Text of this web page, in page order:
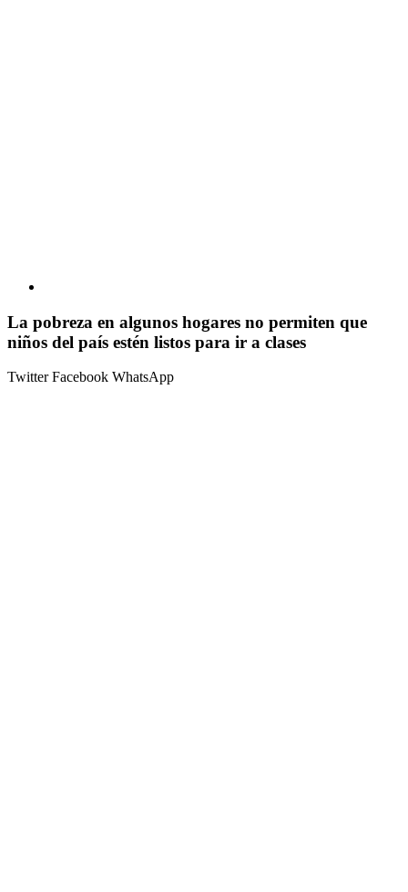
La pobreza en algunos hogares no permiten que
niños del país estén listos para ir a clases
TwitterFacebook WhatsApp